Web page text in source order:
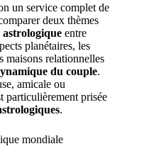
un service complet de
deux thèmes
entre
planétaires, les
maisons relationnelles
du couple.
amicale ou
particulièrement prisée
.
mondiale